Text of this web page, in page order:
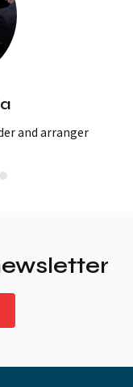
and arranger